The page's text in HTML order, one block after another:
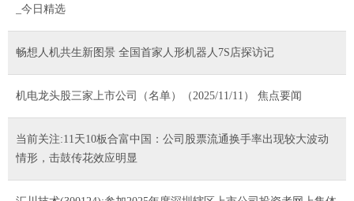
_今日精选
畅想人机共生新图景 全国首家人形机器人7S店探访记
机电龙头股三家上市公司（名单）（2025/11/11） 焦点要闻
当前关注:11天10板合富中国：公司股票流通换手率出现较大波动
情形，击鼓传花效应明显